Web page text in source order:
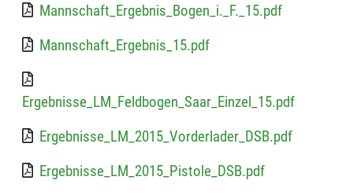
Mannschaft_Ergebnis_Bogen_i._F._15.pdf
Mannschaft_Ergebnis_15.pdf
Ergebnisse_LM_Feldbogen_Saar_Einzel_15.pdf
Ergebnisse_LM_2015_Vorderlader_DSB.pdf
Ergebnisse_LM_2015_Pistole_DSB.pdf